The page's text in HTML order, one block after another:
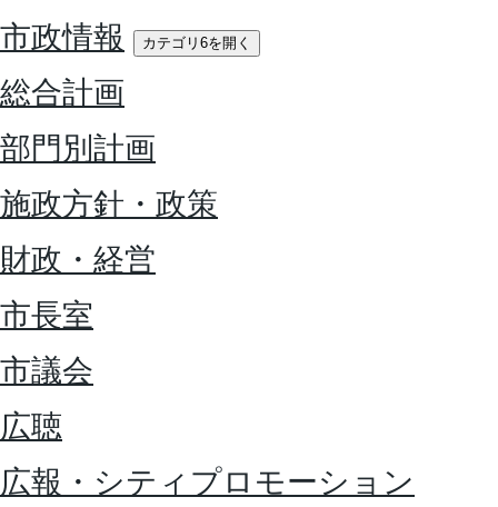
市政情報
カテゴリ6を開く
総合計画
部門別計画
施政方針・政策
財政・経営
市長室
市議会
広聴
広報・シティプロモーション